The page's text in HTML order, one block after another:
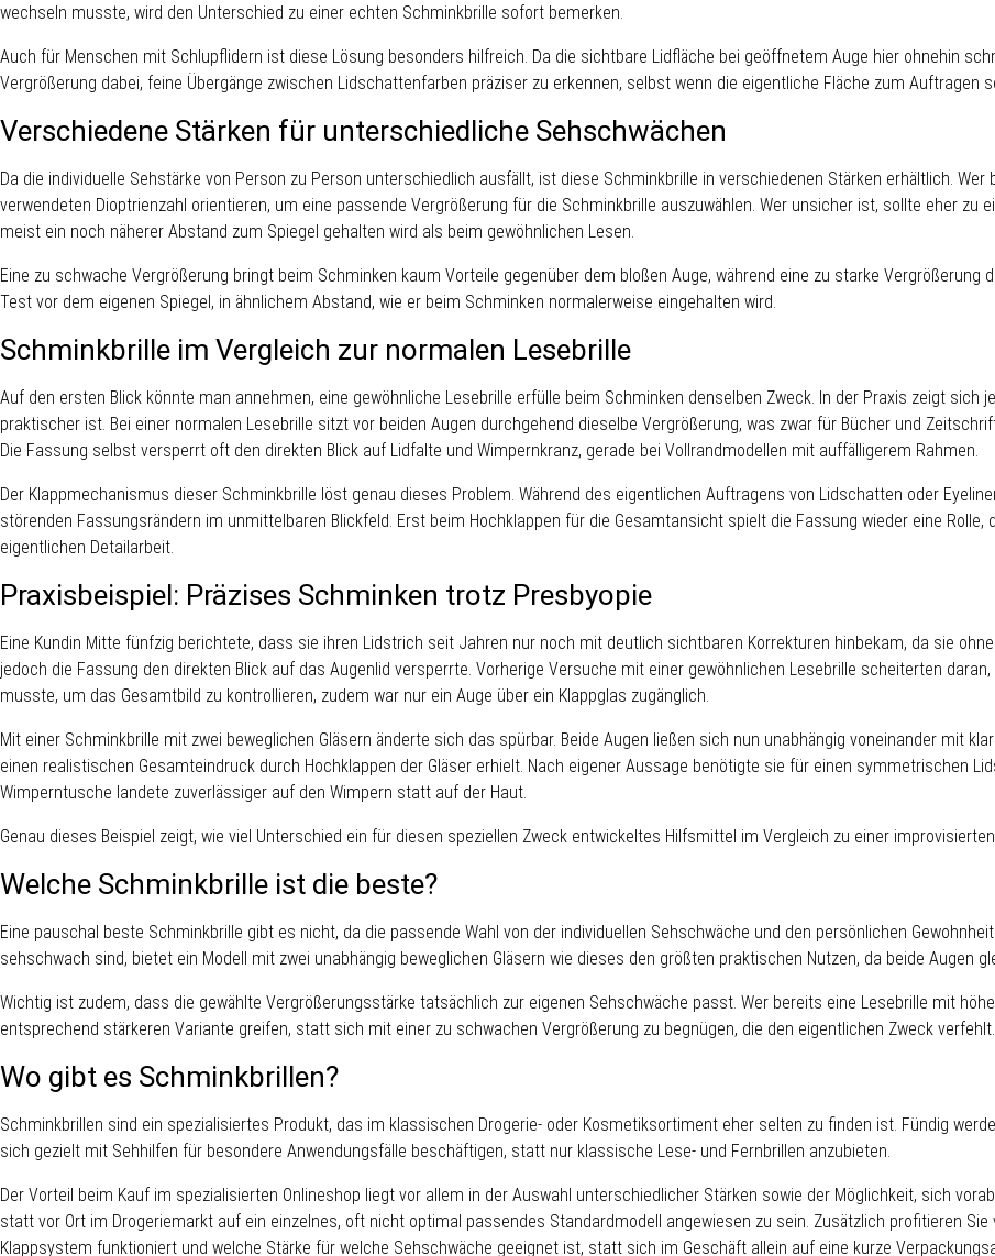
wechseln musste, wird den Unterschied zu einer echten Schminkbrille sofort bemerken.
Auch für Menschen mit Schlupflidern ist diese Lösung besonders hilfreich. Da die sichtbare Lidfläche bei geöffnetem Auge hier ohnehin
Vergrößerung dabei, feine Übergänge zwischen Lidschattenfarben präziser zu erkennen, selbst wenn die eigentliche Fläche zum Auftragen
Verschiedene Stärken für unterschiedliche Sehschwächen
Da die individuelle Sehstärke von Person zu Person unterschiedlich ausfällt, ist diese Schminkbrille in verschiedenen Stärken erhältlich.
verwendeten Dioptrienzahl orientieren, um eine passende Vergrößerung für die Schminkbrille auszuwählen. Wer unsicher ist, sollte eher zu
meist ein noch näherer Abstand zum Spiegel gehalten wird als beim gewöhnlichen Lesen.
Eine zu schwache Vergrößerung bringt beim Schminken kaum Vorteile gegenüber dem bloßen Auge, während eine zu starke
Test vor dem eigenen Spiegel, in ähnlichem Abstand, wie er beim Schminken normalerweise eingehalten wird.
Schminkbrille im Vergleich zur normalen Lesebrille
Auf den ersten Blick könnte man annehmen, eine gewöhnliche Lesebrille erfülle beim Schminken denselben Zweck. In der Praxis zeigt
praktischer ist. Bei einer normalen Lesebrille sitzt vor beiden Augen durchgehend dieselbe Vergrößerung, was zwar für Bücher und
Die Fassung selbst versperrt oft den direkten Blick auf Lidfalte und Wimpernkranz, gerade bei Vollrandmodellen mit auffälligerem Rahmen.
Der Klappmechanismus dieser Schminkbrille löst genau dieses Problem. Während des eigentlichen Auftragens von Lidschatten oder
störenden Fassungsrändern im unmittelbaren Blickfeld. Erst beim Hochklappen für die Gesamtansicht spielt die Fassung wieder eine
eigentlichen Detailarbeit.
Praxisbeispiel: Präzises Schminken trotz Presbyopie
Eine Kundin Mitte fünfzig berichtete, dass sie ihren Lidstrich seit Jahren nur noch mit deutlich sichtbaren Korrekturen hinbekam, da sie
jedoch die Fassung den direkten Blick auf das Augenlid versperrte. Vorherige Versuche mit einer gewöhnlichen Lesebrille scheiterten
musste, um das Gesamtbild zu kontrollieren, zudem war nur ein Auge über ein Klappglas zugänglich.
Mit einer Schminkbrille mit zwei beweglichen Gläsern änderte sich das spürbar. Beide Augen ließen sich nun unabhängig voneinander mit
einen realistischen Gesamteindruck durch Hochklappen der Gläser erhielt. Nach eigener Aussage benötigte sie für einen symmetrischen
Wimperntusche landete zuverlässiger auf den Wimpern statt auf der Haut.
Genau dieses Beispiel zeigt, wie viel Unterschied ein für diesen speziellen Zweck entwickeltes Hilfsmittel im Vergleich zu einer
Welche Schminkbrille ist die beste?
Eine pauschal beste Schminkbrille gibt es nicht, da die passende Wahl von der individuellen Sehschwäche und den persönlichen
sehschwach sind, bietet ein Modell mit zwei unabhängig beweglichen Gläsern wie dieses den größten praktischen Nutzen, da beide Augen
Wichtig ist zudem, dass die gewählte Vergrößerungsstärke tatsächlich zur eigenen Sehschwäche passt. Wer bereits eine Lesebrille mit
entsprechend stärkeren Variante greifen, statt sich mit einer zu schwachen Vergrößerung zu begnügen, die den eigentlichen Zweck verfehlt.
Wo gibt es Schminkbrillen?
Schminkbrillen sind ein spezialisiertes Produkt, das im klassischen Drogerie- oder Kosmetiksortiment eher selten zu finden ist. Fündig
sich gezielt mit Sehhilfen für besondere Anwendungsfälle beschäftigen, statt nur klassische Lese- und Fernbrillen anzubieten.
Der Vorteil beim Kauf im spezialisierten Onlineshop liegt vor allem in der Auswahl unterschiedlicher Stärken sowie der Möglichkeit, sich
statt vor Ort im Drogeriemarkt auf ein einzelnes, oft nicht optimal passendes Standardmodell angewiesen zu sein. Zusätzlich profitieren
Klappsystem funktioniert und welche Stärke für welche Sehschwäche geeignet ist, statt sich im Geschäft allein auf eine kurze